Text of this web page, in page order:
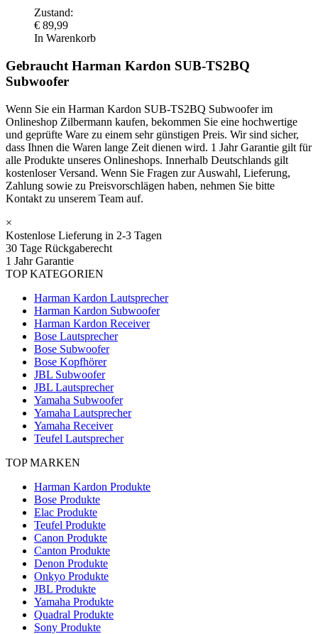
Zustand:
€ 89,99
In Warenkorb
Gebraucht Harman Kardon SUB-TS2BQ
Subwoofer
Wenn Sie ein Harman Kardon SUB-TS2BQ Subwoofer im
Onlineshop Zilbermann kaufen, bekommen Sie eine hochwertige
und geprüfte Ware zu einem sehr günstigen Preis. Wir sind sicher,
dass Ihnen die Waren lange Zeit dienen wird. 1 Jahr Garantie gilt für
alle Produkte unseres Onlineshops. Innerhalb Deutschlands gilt
kostenloser Versand. Wenn Sie Fragen zur Auswahl, Lieferung,
Zahlung sowie zu Preisvorschlägen haben, nehmen Sie bitte
Kontakt zu unserem Team auf.
×
Kostenlose Lieferung in 2-3 Tagen
30 Tage Rückgaberecht
1 Jahr Garantie
TOP KATEGORIEN
Harman Kardon Lautsprecher
Harman Kardon Subwoofer
Harman Kardon Receiver
Bose Lautsprecher
Bose Subwoofer
Bose Kopfhörer
JBL Subwoofer
JBL Lautsprecher
Yamaha Subwoofer
Yamaha Lautsprecher
Yamaha Receiver
Teufel Lautsprecher
TOP MARKEN
Harman Kardon Produkte
Bose Produkte
Elac Produkte
Teufel Produkte
Canon Produkte
Canton Produkte
Denon Produkte
Onkyo Produkte
JBL Produkte
Yamaha Produkte
Quadral Produkte
Sony Produkte